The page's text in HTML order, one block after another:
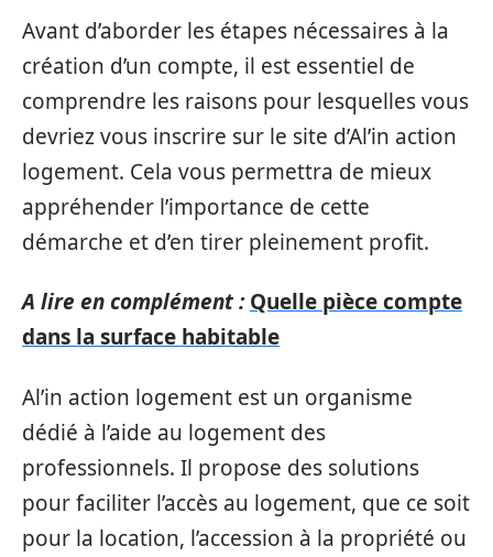
Avant d’aborder les étapes nécessaires à la
création d’un compte, il est essentiel de
comprendre les raisons pour lesquelles vous
devriez vous inscrire sur le site d’Al’in action
logement. Cela vous permettra de mieux
appréhender l’importance de cette
démarche et d’en tirer pleinement profit.
A lire en complément : Quelle pièce compte
dans la surface habitable
Al’in action logement est un organisme
dédié à l’aide au logement des
professionnels. Il propose des solutions
pour faciliter l’accès au logement, que ce soit
pour la location, l’accession à la propriété ou